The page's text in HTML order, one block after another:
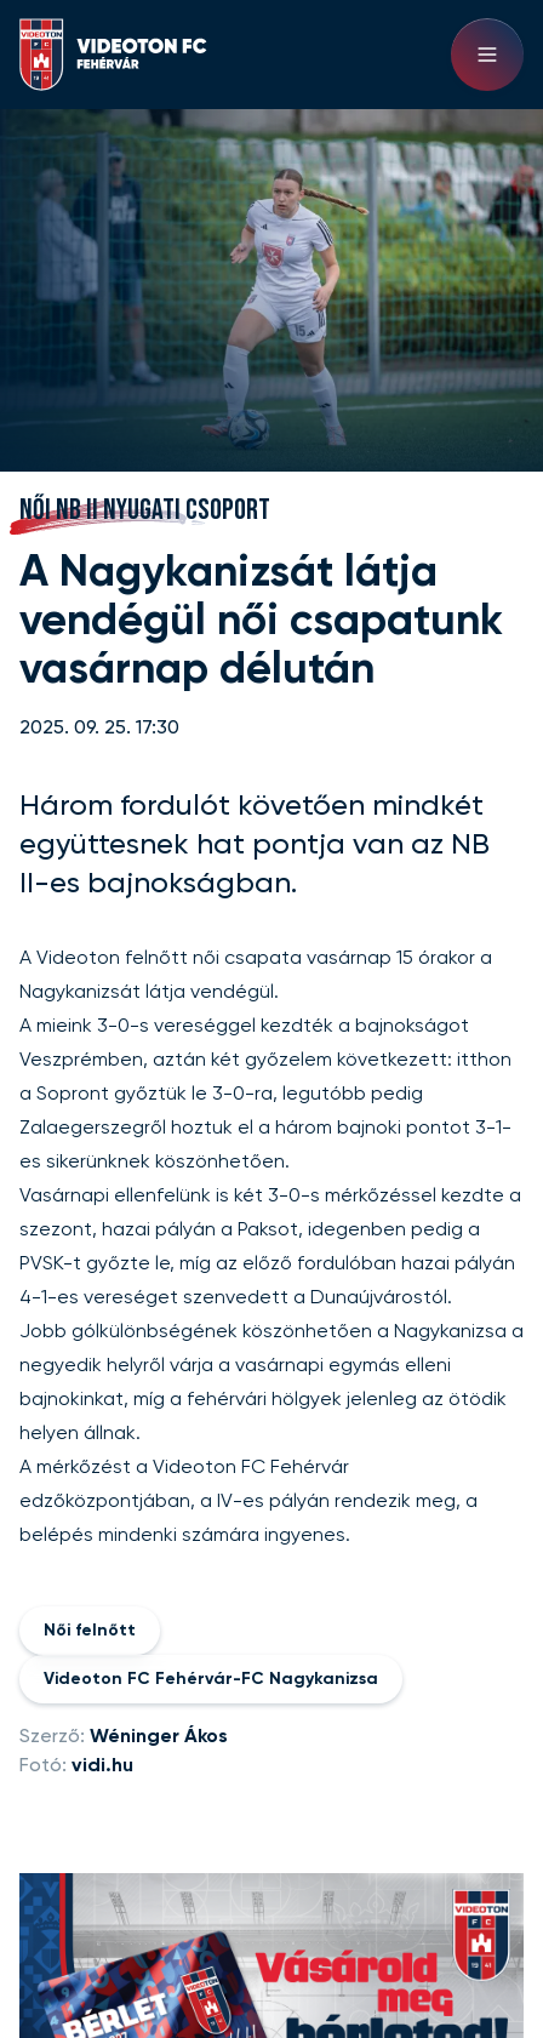
NŐI NB II NYUGATI CSOPORT
A Nagykanizsát látja
vendégül női csapatunk
vasárnap délután
2025. 09. 25. 17:30
Három fordulót követően mindkét
együttesnek hat pontja van az NB
II-es bajnokságban.
A Videoton felnőtt női csapata vasárnap 15 órakor a
Nagykanizsát látja vendégül.
A mieink 3-0-s vereséggel kezdték a bajnokságot
Veszprémben, aztán két győzelem következett: itthon
a Sopront győztük le 3-0-ra, legutóbb pedig
Zalaegerszegről hoztuk el a három bajnoki pontot 3-1-
es sikerünknek köszönhetően.
Vasárnapi ellenfelünk is két 3-0-s mérkőzéssel kezdte a
szezont, hazai pályán a Paksot, idegenben pedig a
PVSK-t győzte le, míg az előző fordulóban hazai pályán
4-1-es vereséget szenvedett a Dunaújvárostól.
Jobb gólkülönbségének köszönhetően a Nagykanizsa a
negyedik helyről várja a vasárnapi egymás elleni
bajnokinkat, míg a fehérvári hölgyek jelenleg az ötödik
helyen állnak.
A mérkőzést a Videoton FC Fehérvár
edzőközpontjában, a IV-es pályán rendezik meg, a
belépés mindenki számára ingyenes.
Női felnőtt
Videoton FC Fehérvár-FC Nagykanizsa
Szerző: Wéninger Ákos
Fotó: vidi.hu